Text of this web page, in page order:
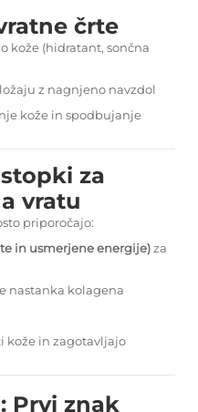
črte
kože (hidratant, sončna
z nagnjeno navzdol
kože in spodbujanje
za
vratu
priporočajo:
in usmerjene energije)za
nastanka kolagena
kože in zagotavljajo
Prvi znak